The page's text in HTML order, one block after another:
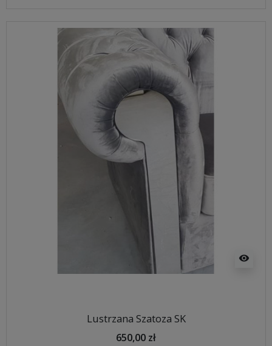
visibility
Lustrzana Szatoza SK
650,00 zł